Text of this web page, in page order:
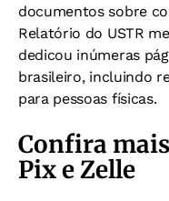
documentos sobre
Relatório do USTR
dedicou inúmeras
brasileiro, incluindo
para pessoas físicas.
Confira
Pix e Zelle